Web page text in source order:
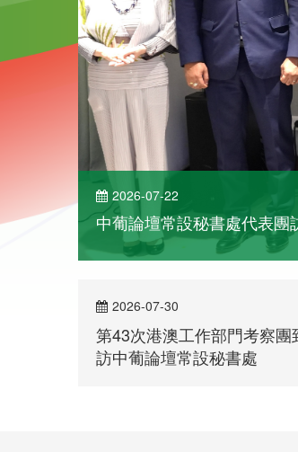
2026-07-22
中葡論壇常設秘書處代表團
2026-07-30
第43次港澳工作部門考察團
訪中葡論壇常設秘書處